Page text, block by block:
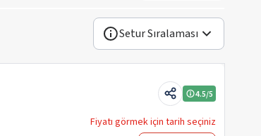
Setur Sıralaması
4.5/5
Fiyatı görmek için tarih seçiniz